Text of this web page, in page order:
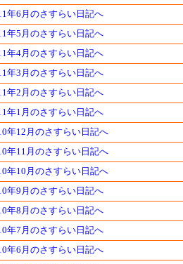
年6月のさすらい日記へ
年5月のさすらい日記へ
年4月のさすらい日記へ
年3月のさすらい日記へ
年2月のさすらい日記へ
年1月のさすらい日記へ
年12月のさすらい日記へ
年11月のさすらい日記へ
年10月のさすらい日記へ
年9月のさすらい日記へ
年8月のさすらい日記へ
年7月のさすらい日記へ
年6月のさすらい日記へ